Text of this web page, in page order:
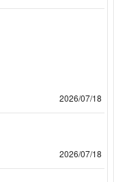
2026/07/18
2026/07/18